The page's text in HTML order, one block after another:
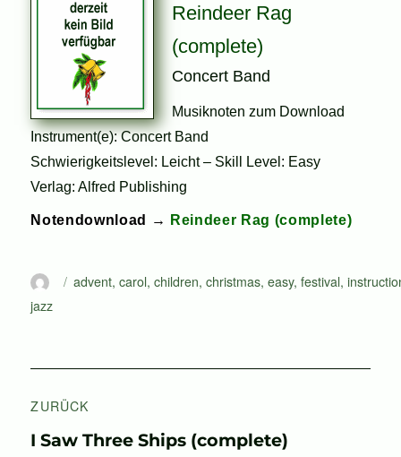
Reindeer Rag
(complete)
Concert Band
Musiknoten zum Download
Instrument(e): Concert Band
Schwierigkeitslevel: Leicht – Skill Level: Easy
Verlag: Alfred Publishing
Notendownload → Reindeer Rag (complete)
AutorSchlagwörter
advent,carol,children,christmas,easy,festival,
jazz
ZURÜCK
Vorheriger
I Saw Three Ships (complete)